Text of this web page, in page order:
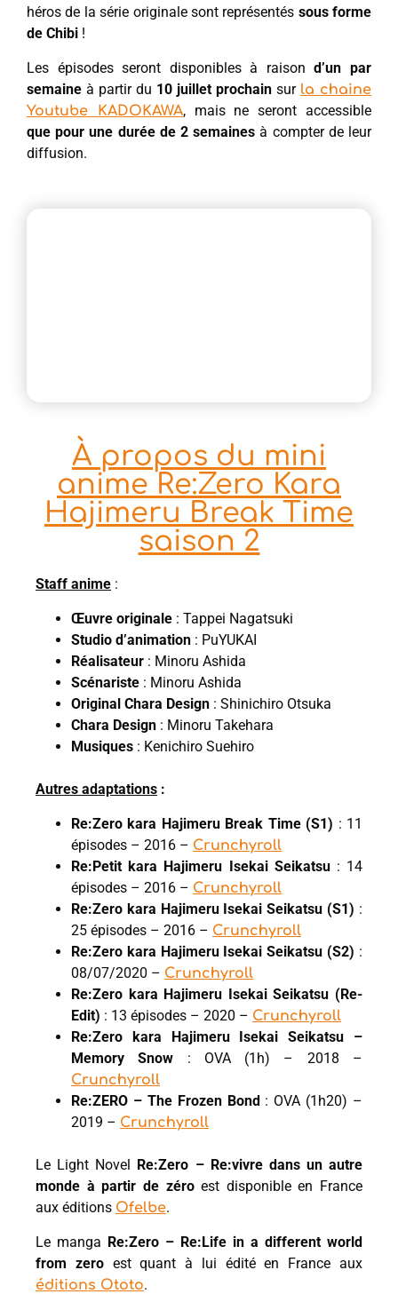
héros de la série originale sont représentés sous forme
de Chibi !
Les épisodes seront disponibles à raisond’un par
semaine à partir du 10 juillet prochain sur la chaine
Youtube KADOKAWA, mais ne seront accessible
que pour une durée de 2 semaines à compter de leur
diffusion.
À propos du mini
anime Re:Zero Kara
Hajimeru Break Time
saison 2
Staff anime :
Œuvre originale : Tappei Nagatsuki
Studio d’animation : PuYUKAI
Réalisateur : Minoru Ashida
Scénariste : Minoru Ashida
Original Chara Design : Shinichiro Otsuka
Chara Design : Minoru Takehara
Musiques : Kenichiro Suehiro
Autres adaptations :
Re:Zero kara Hajimeru Break Time (S1) : 11
épisodes – 2016 – Crunchyroll
Re:Petit kara Hajimeru Isekai Seikatsu: 14
épisodes – 2016 – Crunchyroll
Re:Zero kara Hajimeru Isekai Seikatsu (S1) :
25 épisodes – 2016 – Crunchyroll
Re:Zero kara Hajimeru Isekai Seikatsu (S2) :
08/07/2020 – Crunchyroll
Re:Zero kara Hajimeru Isekai Seikatsu (Re-
Edit) : 13 épisodes – 2020 – Crunchyroll
Re:Zero kara Hajimeru Isekai Seikatsu –
Memory Snow : OVA (1h) – 2018 –
Crunchyroll
Re:ZERO – The Frozen Bond: OVA (1h20) –
2019 – Crunchyroll
Le Light Novel Re:Zero – Re:vivre dans un autre
monde à partir de zéroest disponible en France
aux éditions Ofelbe.
Le manga Re:Zero – Re:Life in a different world
from zeroest quant à lui édité en France aux
éditions Ototo.